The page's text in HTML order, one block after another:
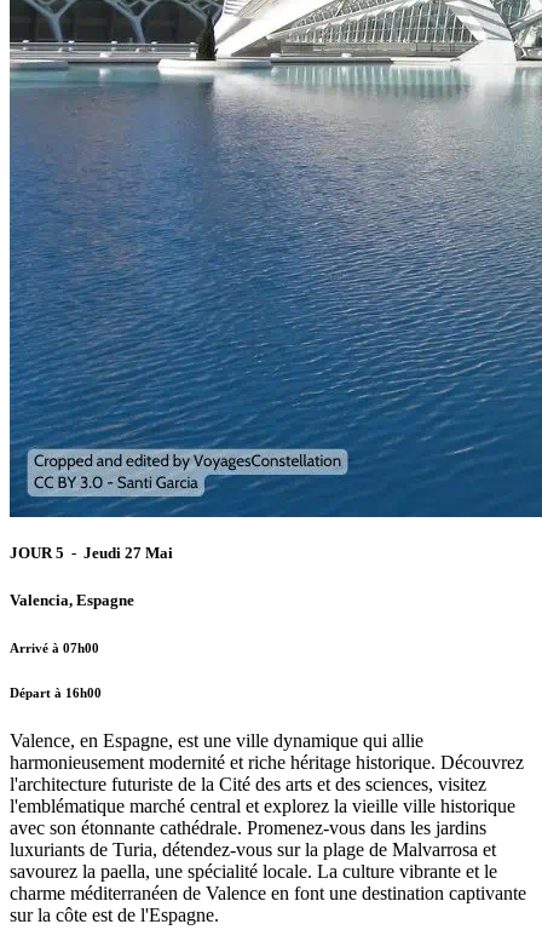
JOUR 5 - Jeudi 27 Mai
Valencia, Espagne
Arrivé à 07h00
Départ à 16h00
Valence, en Espagne, est une ville dynamique qui allie
harmonieusement modernité et riche héritage historique. Découvrez
l'architecture futuriste de la Cité des arts et des sciences, visitez
l'emblématique marché central et explorez la vieille ville historique
avec son étonnante cathédrale. Promenez-vous dans les jardins
luxuriants de Turia, détendez-vous sur la plage de Malvarrosa et
savourez la paella, une spécialité locale. La culture vibrante et le
charme méditerranéen de Valence en font une destination captivante
sur la côte est de l'Espagne.